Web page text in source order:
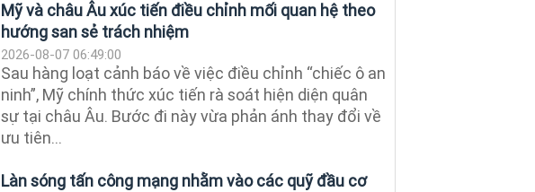
Mỹ và châu Âu xúc tiến điều chỉnh mối quan hệ theo
hướng san sẻ trách nhiệm
2026-08-07 06:49:00
Sau hàng loạt cảnh báo về việc điều chỉnh “chiếc ô an
ninh”, Mỹ chính thức xúc tiến rà soát hiện diện quân
sự tại châu Âu. Bước đi này vừa phản ánh thay đổi về
ưu tiên...
Làn sóng tấn công mạng nhằm vào các quỹ đầu cơ